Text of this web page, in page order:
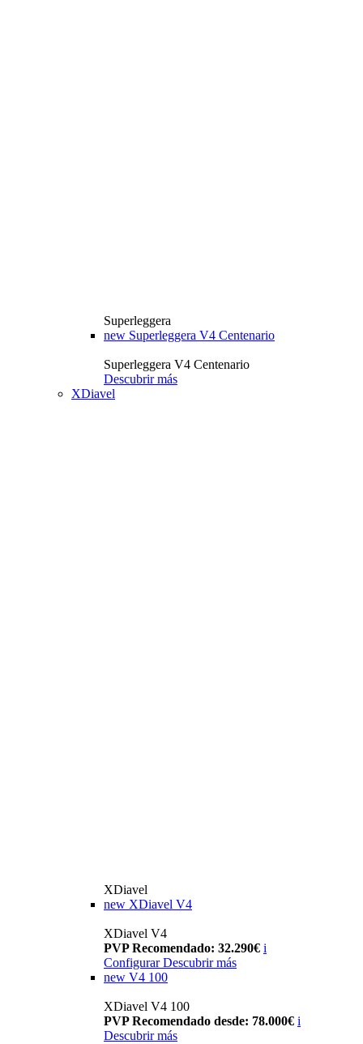
Superleggera
new Superleggera V4 Centenario
Superleggera V4 Centenario
Descubrir más
XDiavel
XDiavel
new XDiavel V4
XDiavel V4
PVP Recomendado: 32.290€ i
Configurar Descubrir más
new V4 100
XDiavel V4 100
PVP Recomendado desde: 78.000€ i
Descubrir más